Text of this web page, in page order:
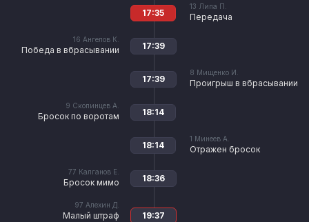
13 Липа П.
Передача
17:35
16 Ангелов К.
Победа в вбрасывании 17:39
8 Мищенко И.
Проигрыш в вбрасывании
17:39
9 Скопинцев А.
Бросок по воротам 18:14
1 Минеев А.
Отражен бросок
18:14
77 Калганов Е.
Бросок мимо 18:36
97 Алехин Д.
Малый штраф 19:37